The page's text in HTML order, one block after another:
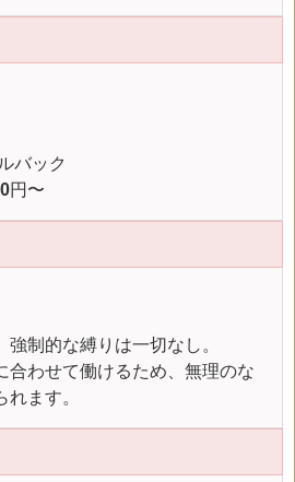
バック
円〜
制的な縛りは一切なし。
合わせて働けるため、無理のな
ます。